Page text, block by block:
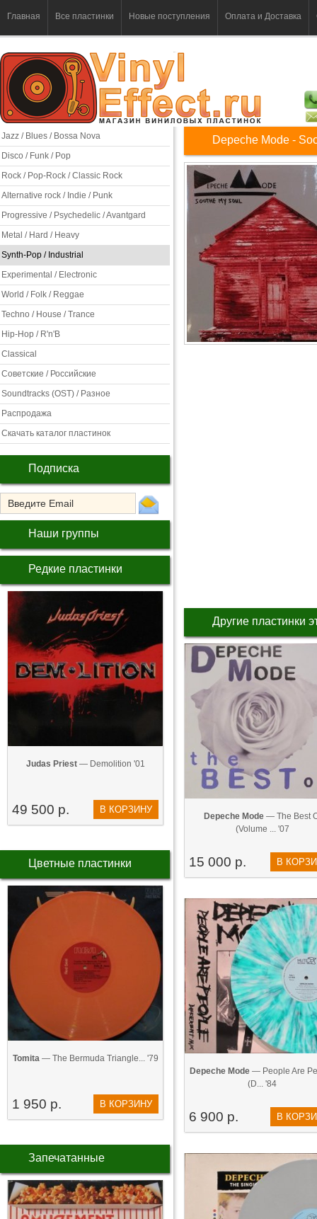
Главная Все пластинки Новые поступления Оплата и Доставка
Jazz / Blues / Bossa Nova
Disco / Funk / Pop
Rock / Pop-Rock / Classic Rock
Alternative rock / Indie / Punk
Progressive / Psychedelic / Avantgard
Metal / Hard / Heavy
Synth-Pop / Industrial
Experimental / Electronic
World / Folk / Reggae
Techno / House / Trance
Hip-Hop / R'n'B
Classical
Советские / Российские
Soundtracks (OST) / Разное
Распродажа
Скачать каталог пластинок
Подписка
Наши группы
Редкие пластинки
Judas Priest— Demolition '01
49 500 р. В КОРЗИНУ
Цветные пластинки
Tomita— The Bermuda Triangle... '79
1 950 р. В КОРЗИНУ
Запечатанные
Depeche Mode -
Другие пластинки
Depeche Mode— The Best
(Volume ... '07
15 000 р. В
Depeche Mode — People Are
(D... '84
6 900 р. В